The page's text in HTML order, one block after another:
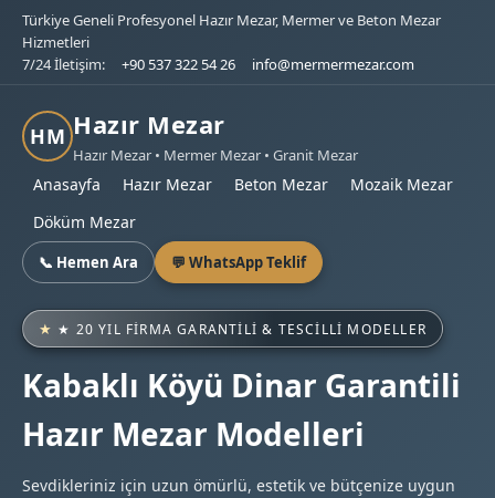
Türkiye Geneli Profesyonel Hazır Mezar, Mermer ve Beton Mezar
Hizmetleri
7/24 İletişim:
+90 537 322 54 26 info@mermermezar.com
HM Hazır Mezar
Hazır Mezar • Mermer Mezar • Granit Mezar
Anasayfa Hazır Mezar Beton Mezar
Mozaik Mezar
Döküm Mezar
📞 Hemen Ara 💬 WhatsApp Teklif
★ 20 YIL FIRMA GARANTILI & TESCILLI MODELLER
Kabaklı Köyü Dinar Garantili
Hazır Mezar Modelleri
Sevdikleriniz için uzun ömürlü, estetik ve bütçenize uygun